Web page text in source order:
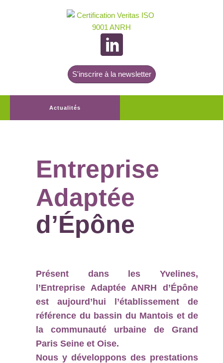
S'inscrire à la newsletter
Actualités
Entreprise
Adaptée
d’Épône
Présent dans les Yvelines,
l’Entreprise Adaptée ANRH d’Épône
est aujourd’hui l’établissement de
référence du bassin du Mantois et de
la communauté urbaine de Grand
Paris Seine et Oise.
Nous y développons des prestations